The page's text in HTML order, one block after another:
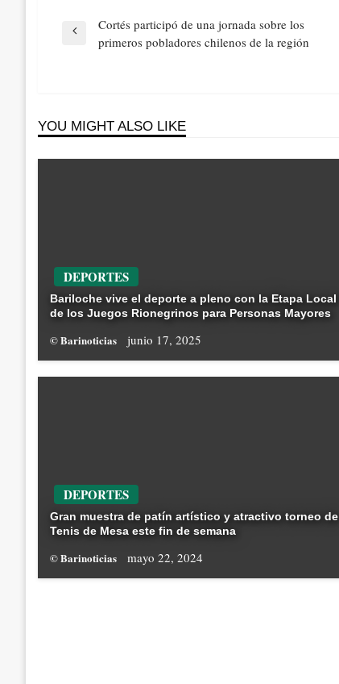
Navegación
Previous
Cortés participó de una jornada sobre los
primeros pobladores chilenos de la región
YOU MIGHT ALSO LIKE
DEPORTES
Bariloche vive el deporte a pleno con la Etapa Local
de los Juegos Rionegrinos para Personas Mayores
© Barinoticias junio 17, 2025
DEPORTES
Gran muestra de patín artístico y atractivo torneo de
Tenis de Mesa este fin de semana
© Barinoticias mayo 22, 2024